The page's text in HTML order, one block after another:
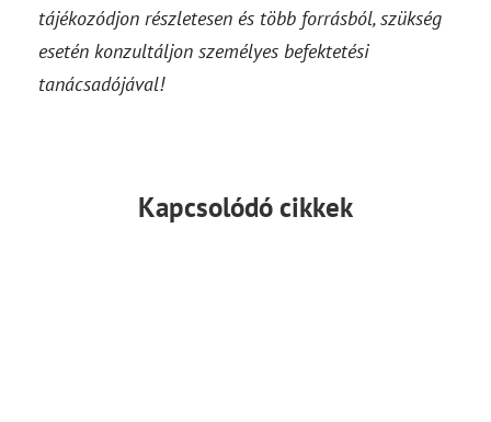
tájékozódjon részletesen és több forrásból, szükség
esetén konzultáljon személyes befektetési
tanácsadójával!
Kapcsolódó cikkek